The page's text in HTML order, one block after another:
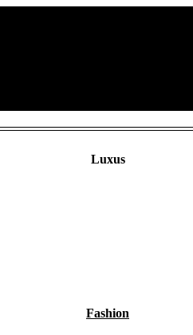
Luxus
Fashion